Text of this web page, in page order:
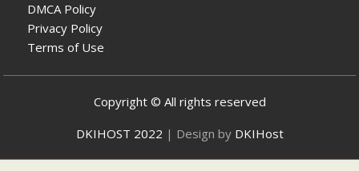
DMCA Policy
Privacy Policy
Terms of Use
Copyright © All rights reserved
DKIHOST 2022 | Design by DKIHost